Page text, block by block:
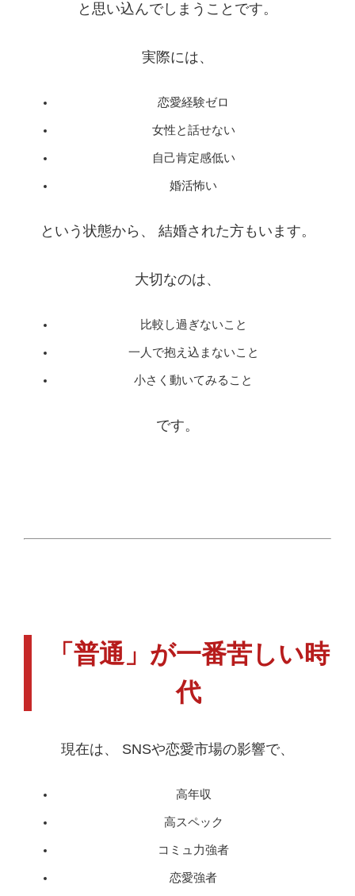
と思い込んでしまうことです。
実際には、
恋愛経験ゼロ
女性と話せない
自己肯定感低い
婚活怖い
という状態から、 結婚された方もいます。
大切なのは、
比較し過ぎないこと
一人で抱え込まないこと
小さく動いてみること
です。
「普通」が一番苦しい時
代
現在は、 SNSや恋愛市場の影響で、
高年収
高スペック
コミュ力強者
恋愛強者